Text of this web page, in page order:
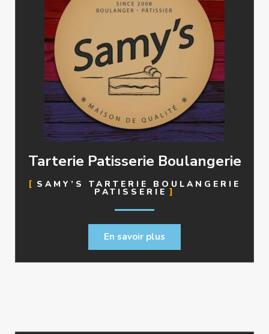
Tarterie Patisserie Boulangerie
SAMY’S TARTERIE BOULANGERIE
PATISSERIE
En savoir plus